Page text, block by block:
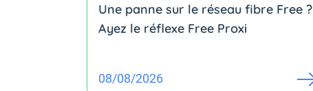
Une panne sur le réseau fibre Free ?
Ayez le réflexe Free Proxi
08/08/2026